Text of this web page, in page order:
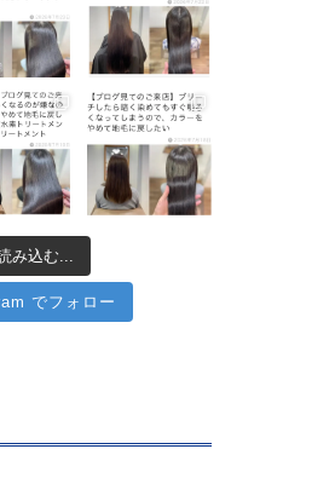
み込む...
でフォロー